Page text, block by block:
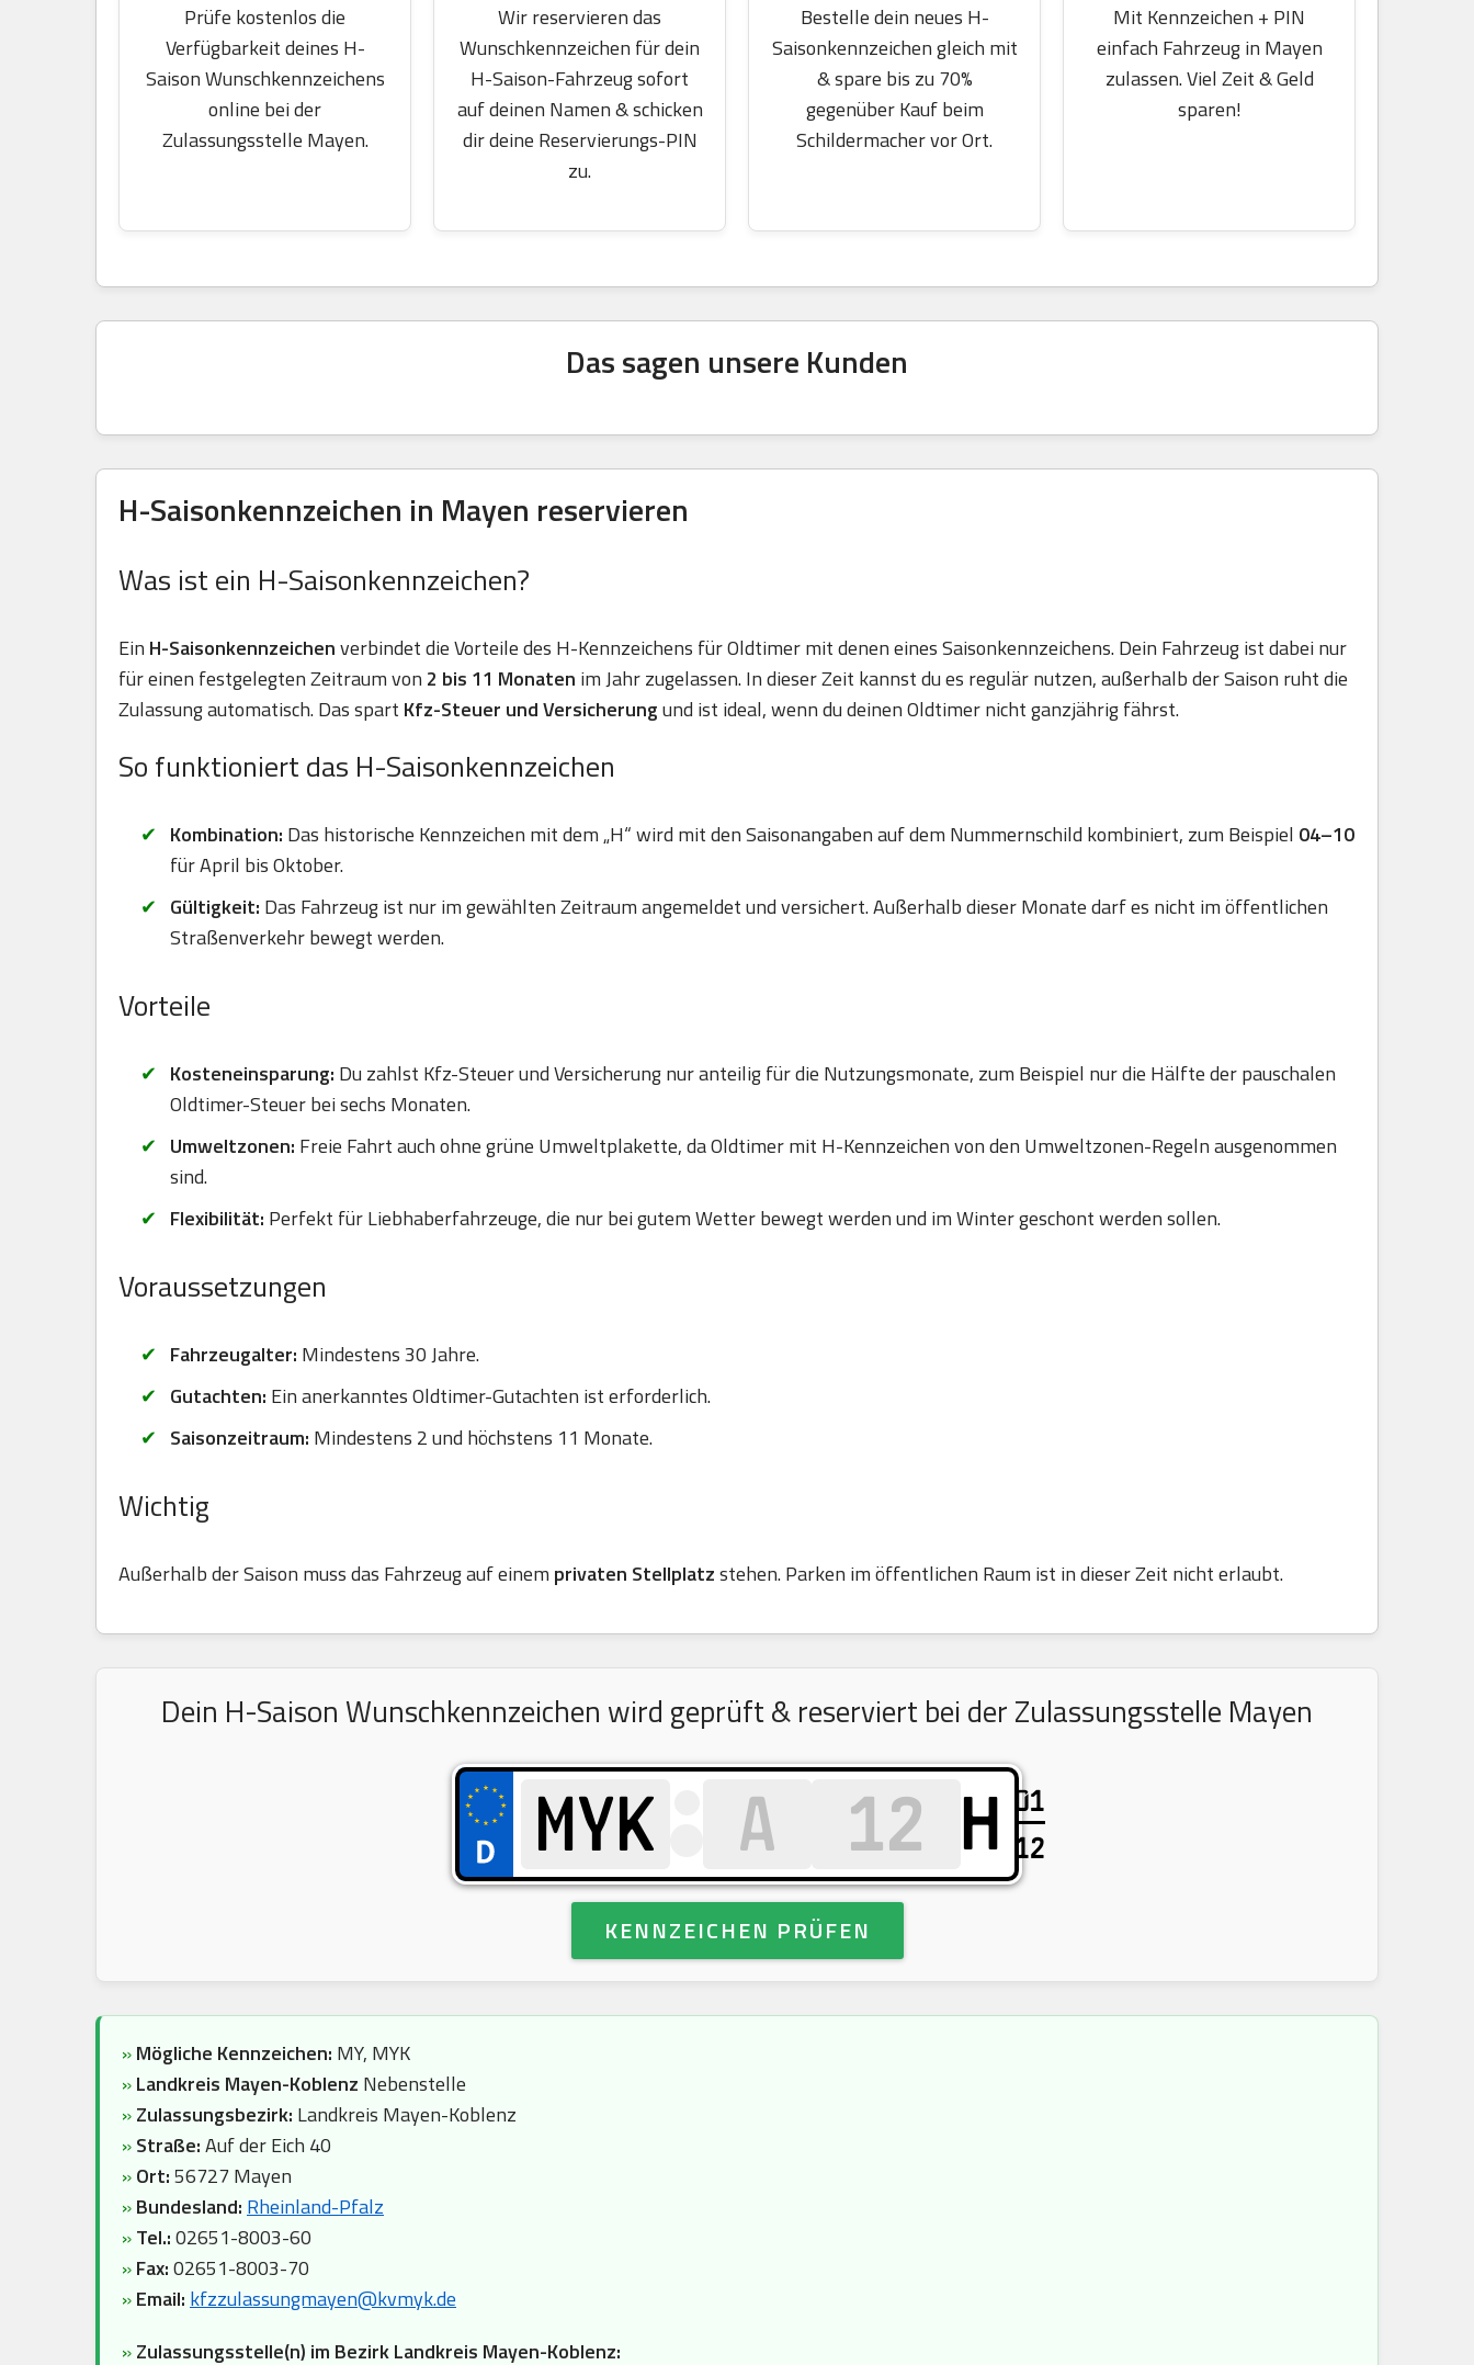
Prüfe kostenlos die
Verfügbarkeit deines H-
Saison Wunschkennzeichens
online bei der
Zulassungsstelle Mayen.
Wir reservieren das
Wunschkennzeichen für dein
H-Saison-Fahrzeug sofort
auf deinen Namen & schicken
dir deine Reservierungs-PIN
zu.
Bestelle dein neues H-
Saisonkennzeichen gleich mit
& spare bis zu 70%
gegenüber Kauf beim
Schildermacher vor Ort.
Mit Kennzeichen + PIN
einfach Fahrzeug in Mayen
zulassen. Viel Zeit & Geld
sparen!
Das sagen unsere Kunden
H-Saisonkennzeichen in Mayen reservieren
Was ist ein H-Saisonkennzeichen?
Ein H-Saisonkennzeichenverbindet die Vorteile des H-Kennzeichens für Oldtimer mit denen eines Saisonkennzeichens. Dein Fahrzeug ist dabei nur
für einen festgelegten Zeitraum von 2 bis 11 Monaten im Jahr zugelassen. In dieser Zeit kannst du es regulär nutzen, außerhalb der Saison ruht die
Zulassung automatisch. Das spart Kfz-Steuer und Versicherungund ist ideal, wenn du deinen Oldtimer nicht ganzjährig fährst.
So funktioniert das H-Saisonkennzeichen
Kombination: Das historische Kennzeichen mit dem „H“ wird mit den Saisonangaben auf dem Nummernschild kombiniert, zum Beispiel 04–10
für April bis Oktober.
Gültigkeit: Das Fahrzeug ist nur im gewählten Zeitraum angemeldet und versichert. Außerhalb dieser Monate darf es nicht im öffentlichen
Straßenverkehr bewegt werden.
Vorteile
Kosteneinsparung: Du zahlst Kfz-Steuer und Versicherung nur anteilig für die Nutzungsmonate, zum Beispiel nur die Hälfte der pauschalen
Oldtimer-Steuer bei sechs Monaten.
Umweltzonen: Freie Fahrt auch ohne grüne Umweltplakette, da Oldtimer mit H-Kennzeichen von den Umweltzonen-Regeln ausgenommen
sind.
Flexibilität: Perfekt für Liebhaberfahrzeuge, die nur bei gutem Wetter bewegt werden und im Winter geschont werden sollen.
Voraussetzungen
Fahrzeugalter: Mindestens 30 Jahre.
Gutachten: Ein anerkanntes Oldtimer-Gutachten ist erforderlich.
Saisonzeitraum: Mindestens 2 und höchstens 11 Monate.
Wichtig
Außerhalb der Saison muss das Fahrzeug auf einem privaten Stellplatzstehen. Parken im öffentlichen Raum ist in dieser Zeit nicht erlaubt.
Dein H-Saison Wunschkennzeichen wird geprüft & reserviert bei der Zulassungsstelle Mayen
H
01
12
KENNZEICHEN PRÜFEN
»Mögliche Kennzeichen: MY, MYK
»Landkreis Mayen-Koblenz Nebenstelle
»Zulassungsbezirk: Landkreis Mayen-Koblenz
»Straße:Auf der Eich 40
»Ort:56727 Mayen
»Bundesland: Rheinland-Pfalz
»Tel.:02651-8003-60
»Fax:02651-8003-70
»Email: kfzzulassungmayen@kvmyk.de
»Zulassungsstelle(n) im Bezirk Landkreis Mayen-Koblenz: